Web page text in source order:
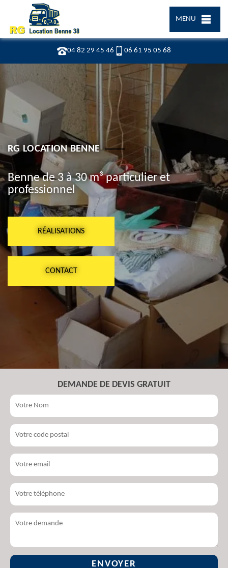
04 82 29 45 46 06 61 95 05 68
MENU
RG LOCATION BENNE
Benne de 3 à 30 m³ particulier et
professionnel
RÉALISATIONS
CONTACT
DEMANDE DE DEVIS GRATUIT